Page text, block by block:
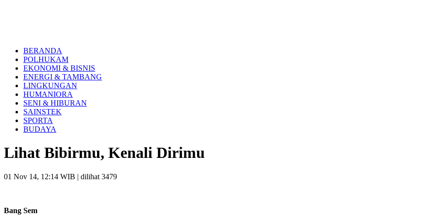
BERANDA
POLHUKAM
EKONOMI & BISNIS
ENERGI & TAMBANG
LINGKUNGAN
HUMANIORA
SENI & HIBURAN
SAINSTEK
SPORTA
BUDAYA
Lihat Bibirmu, Kenali Dirimu
01 Nov 14, 12:14 WIB | dilihat 3479
Bang Sem